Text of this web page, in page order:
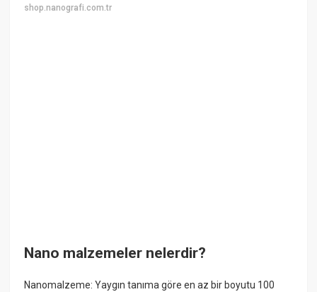
shop.nanografi.com.tr
Nano malzemeler nelerdir?
Nanomalzeme: Yaygın tanıma göre en az bir boyutu 100